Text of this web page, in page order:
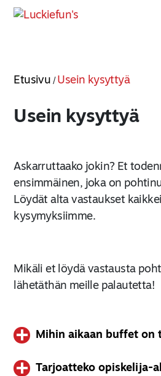
Etusivu / Usein kysyttyä
Usein kysyttyä
Askarruttaako jokin? Et
ensimmäinen, joka on
Löydät alta vastaukset
kysymyksiimme.
Mikäli et löydä vastausta
lähetäthän meille palautetta!
Mihin aikaan buffet on
Tarjoilemme ruokaa buffetin
Tarjoatteko opiskelija-